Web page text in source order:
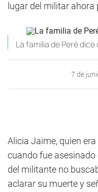
lugar del militar ahora
La familia de Peré
7 de
Alicia Jaime, quien
cuando fue
del militante no
aclarar su muerte y